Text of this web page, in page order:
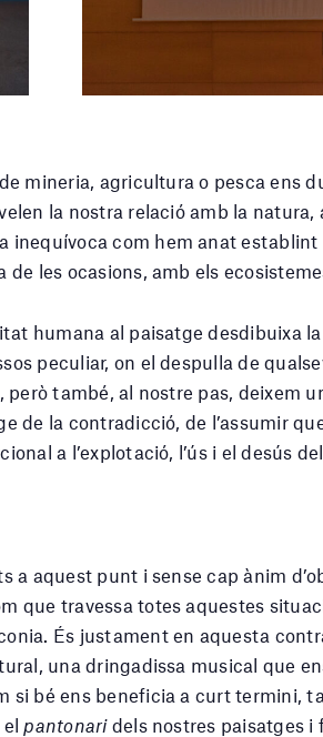
mineria, agricultura o pesca ens
la nostra relació amb la
inequívoca com hem anat
de les ocasions, amb els
humana al paisatge desdibuixa
peculiar, on el despulla de
però també, al nostre pas, deixem
de la contradicció, de l’assumir
a l’explotació, l’ús i el desús
a aquest punt i sense cap ànim
que travessa totes aquestes
És justament en aquesta
una dringadissa musical que
si bé ens beneficia a curt termini,
elpantonaridels nostres paisatges i